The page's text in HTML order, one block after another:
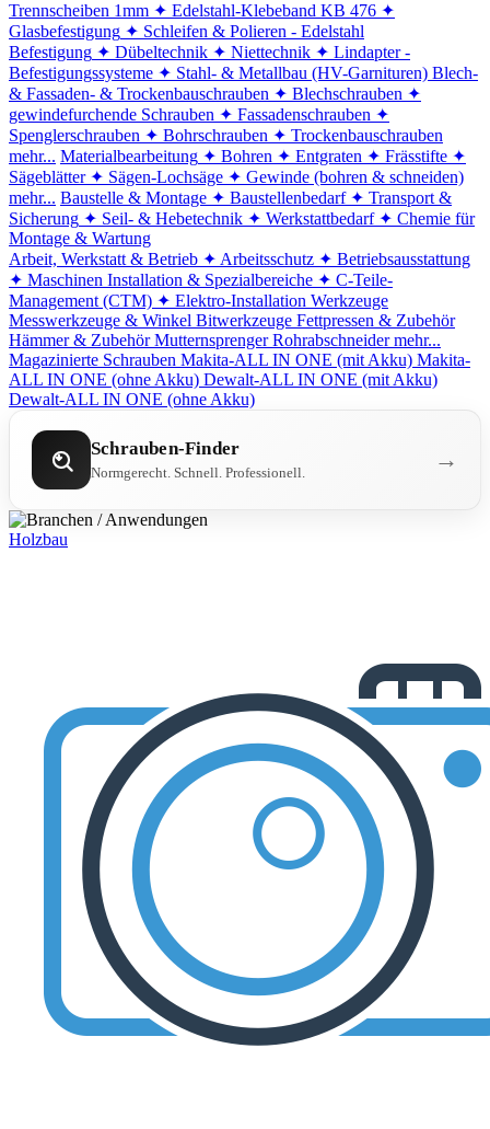
Trennscheiben 1mm ✦ Edelstahl-Klebeband KB 476 ✦
Glasbefestigung ✦ Schleifen & Polieren - Edelstahl
Befestigung ✦ Dübeltechnik ✦ Niettechnik ✦ Lindapter -
Befestigungssysteme ✦ Stahl- & Metallbau (HV-Garnituren) Blech-
& Fassaden- & Trockenbauschrauben ✦ Blechschrauben ✦
gewindefurchende Schrauben ✦ Fassadenschrauben ✦
Spenglerschrauben ✦ Bohrschrauben ✦ Trockenbauschrauben
mehr... Materialbearbeitung ✦ Bohren ✦ Entgraten ✦ Frässtifte ✦
Sägeblätter ✦ Sägen-Lochsäge ✦ Gewinde (bohren & schneiden)
mehr... Baustelle & Montage ✦ Baustellenbedarf ✦ Transport &
Sicherung ✦ Seil- & Hebetechnik ✦ Werkstattbedarf ✦ Chemie für
Montage & Wartung
Arbeit, Werkstatt & Betrieb ✦ Arbeitsschutz ✦ Betriebsausstattung
✦ Maschinen Installation & Spezialbereiche ✦ C-Teile-
Management (CTM) ✦ Elektro-Installation Werkzeuge
Messwerkzeuge & Winkel Bitwerkzeuge Fettpressen & Zubehör
Hämmer & Zubehör Mutternsprenger Rohrabschneider mehr...
Magazinierte Schrauben Makita-ALL IN ONE (mit Akku) Makita-
ALL IN ONE (ohne Akku) Dewalt-ALL IN ONE (mit Akku)
Dewalt-ALL IN ONE (ohne Akku)
Schrauben-Finder
Normgerecht. Schnell. Professionell. →
Holzbau